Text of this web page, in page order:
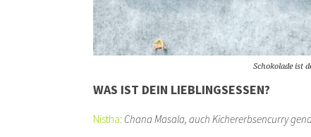
Schokolade ist
WAS IST DEIN LIEBLINGSESSEN?
Nistha: Chana Masala, auch Kichererbsencurry